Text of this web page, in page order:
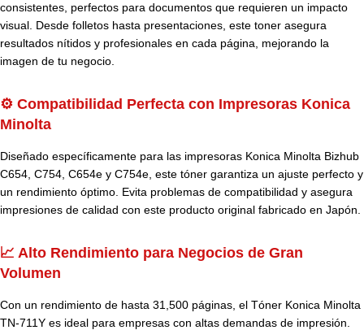
consistentes, perfectos para documentos que requieren un impacto
visual. Desde folletos hasta presentaciones, este toner asegura
resultados nítidos y profesionales en cada página, mejorando la
imagen de tu negocio.
⚙️ Compatibilidad Perfecta con Impresoras Konica
Minolta
Diseñado específicamente para las impresoras Konica Minolta Bizhub
C654, C754, C654e y C754e, este tóner garantiza un ajuste perfecto y
un rendimiento óptimo. Evita problemas de compatibilidad y asegura
impresiones de calidad con este producto original fabricado en Japón.
📈 Alto Rendimiento para Negocios de Gran
Volumen
Con un rendimiento de hasta 31,500 páginas, el Tóner Konica Minolta
TN-711Y es ideal para empresas con altas demandas de impresión.